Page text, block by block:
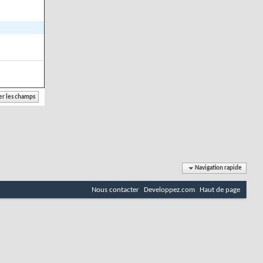
Navigation rapide
Nous contacter Developpez.com Haut de page